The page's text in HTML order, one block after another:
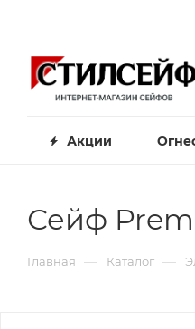
Акции
Сейф
Главная — Каталог —